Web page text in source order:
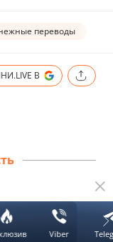
переводы
В
Viber